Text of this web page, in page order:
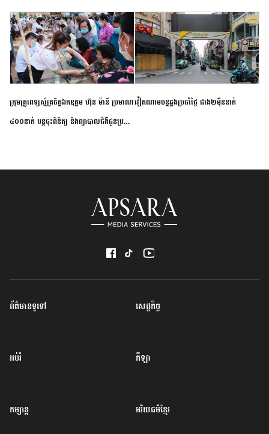
កម្រិតបឋម ដល់ឧត្តម
សិក្សានាពេលខាងមុខ
ខាងមុខនឹងបញ្ជូនសញ្ញា
នៃភាពស្អិតរមួត និង
ការប្តេជ្ញាចិត្ត
អភិវឌ្ឍន៍នុយក្លេអ៊ែរ
ខេត្តកំពង់ចាម ចុះពិនិត្យ
ពិគ្រោះជំងឺទូទៅ និងផ្តល់
ថ្នាំពេទ្យជូនប្រជាពលរដ្ឋ
រស់នៅសង្កាត់បឹងកុក
ក្រុមគ្រូពេទ្យស្ម័គ្រចិត្តឯកឧត្តម ហ៊ុន ម៉ានី ប្រមាណ
៤០០នាក់ បន្តចុះពិនិត្យ និងព្យាបាលជំងឺជូនប្រជា
វៀតណាម​បន្ត​ឆ្លង​ប្រចាំថ្ងៃ​ ​ជាង​២​ម៉ឺន​នាក់​
ព័ត៌មានទូទៅ សេដ្ឋកិច្ច
អប់រំ កីឡា
កម្សាន្ត អរិយធម៌ខ្មែរ